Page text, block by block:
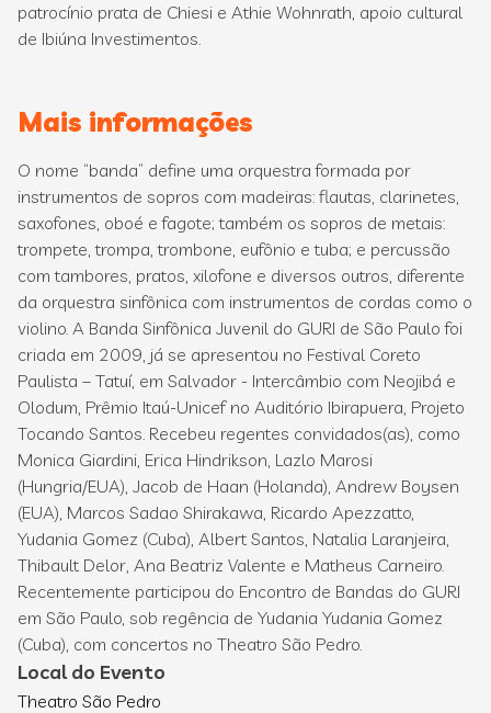
patrocínio prata de Chiesi e Athie Wohnrath, apoio cultural
de Ibiúna Investimentos.
Mais informações
O nome “banda” define uma orquestra formada por
instrumentos de sopros com madeiras: flautas, clarinetes,
saxofones, oboé e fagote; também os sopros de metais:
trompete, trompa, trombone, eufônio e tuba; e percussão
com tambores, pratos, xilofone e diversos outros, diferente
da orquestra sinfônica com instrumentos de cordas como o
violino. A Banda Sinfônica Juvenil do GURI de São Paulo foi
criada em 2009, já se apresentou no Festival Coreto
Paulista – Tatuí, em Salvador - Intercâmbio com Neojibá e
Olodum, Prêmio Itaú-Unicef no Auditório Ibirapuera, Projeto
Tocando Santos. Recebeu regentes convidados(as), como
Monica Giardini, Erica Hindrikson, Lazlo Marosi
(Hungria/EUA), Jacob de Haan (Holanda), Andrew Boysen
(EUA), Marcos Sadao Shirakawa, Ricardo Apezzatto,
Yudania Gomez (Cuba), Albert Santos, Natalia Laranjeira,
Thibault Delor, Ana Beatriz Valente e Matheus Carneiro.
Recentemente participou do Encontro de Bandas do GURI
em São Paulo, sob regência de Yudania Yudania Gomez
(Cuba), com concertos no Theatro São Pedro.
Local do Evento
Theatro São Pedro